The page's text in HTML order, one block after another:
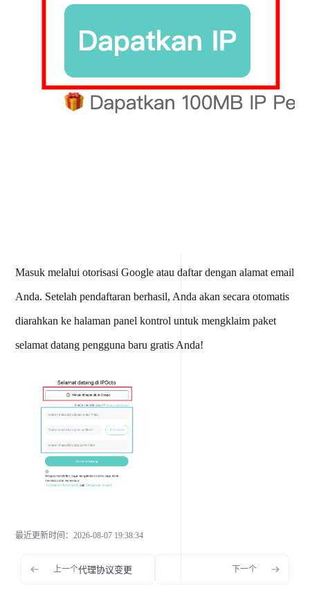
Masuk melalui otorisasi Google atau daftar dengan alamat email
Anda. Setelah pendaftaran berhasil, Anda akan secara otomatis
diarahkan ke halaman panel kontrol untuk mengklaim paket
selamat datang pengguna baru gratis Anda!
最近更新时间 ：2026-08-07 19:38:34
上一个代理协议变更 下一个